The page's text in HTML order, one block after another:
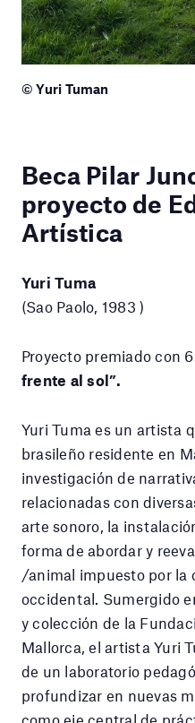
© Yuri Tuman
Beca Pilar
proyecto de
Artística
Yuri Tuma
(Sao Paolo, 1983 )
Proyecto premiado con
frente al sol”.
Yuri Tuma es un artista
brasileño residente en
investigación de
relacionadas con
arte sonoro, la
forma de abordar y
/animal impuesto por la
occidental. Sumergido
y colección de la
Mallorca, el artista Yuri
de un laboratorio
profundizar en nuevas
como eje central de